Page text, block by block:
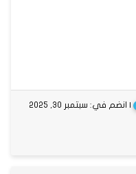
| انضم في: سبتمبر 30, 2025